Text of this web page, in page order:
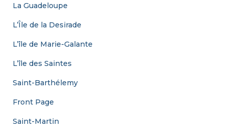
La Guadeloupe
L’Île de la Desirade
L’île de Marie-Galante
L’île des Saintes
Saint-Barthélemy
Front Page
Saint-Martin